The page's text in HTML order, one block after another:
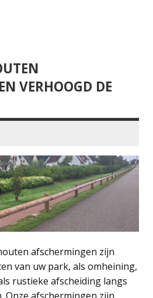
VERHOOGD DE
afschermingen zijn
van uw park, als omheining,
rustieke afscheiding langs